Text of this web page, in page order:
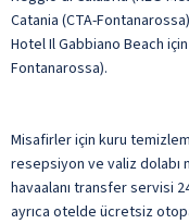
Catania (CTA-
Hotel Il Gabbiano Beach
Fontanarossa).
Misafirler için kuru
resepsiyon ve valiz dolabı
havaalanı transfer servisi
ayrıca otelde ücretsiz